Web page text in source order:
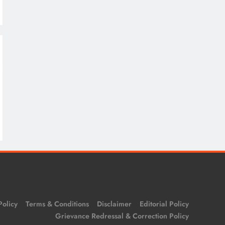
Terms & Conditions Disclaimer
Editorial Policy
Grievance Redressal & Correction Policy